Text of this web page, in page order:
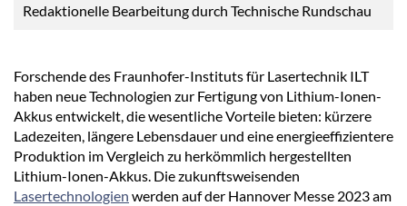
Redaktionelle Bearbeitung durch Technische Rundschau
Forschende des Fraunhofer-Instituts für Lasertechnik ILT
haben neue Technologien zur Fertigung von Lithium-Ionen-
Akkus entwickelt, die wesentliche Vorteile bieten: kürzere
Ladezeiten, längere Lebensdauer und eine energieeffizientere
Produktion im Vergleich zu herkömmlich hergestellten
Lithium-Ionen-Akkus. Die zukunftsweisenden
Lasertechnologien werden auf der Hannover Messe 2023 am